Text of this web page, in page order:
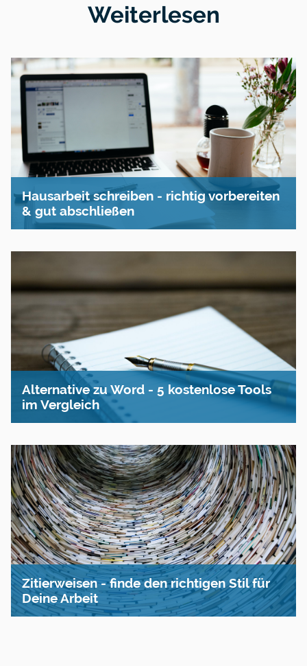
Weiterlesen
Hausarbeit schreiben - richtig vorbereiten
& gut abschließen
Alternative zu Word - 5 kostenlose Tools
im Vergleich
Zitierweisen - finde den richtigen Stil für
Deine Arbeit